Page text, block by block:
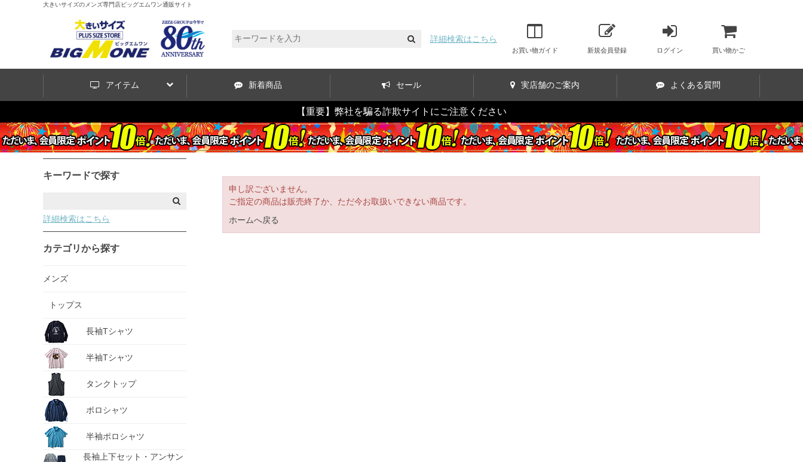
大きいサイズのメンズ専門店ビッグエムワン通販サイト
詳細検索はこちら
お買い物ガイド 新規会員登録 ログイン 買い物かご
アイテム 新着商品 セール 実店舗のご案内 よくある質問
【重要】弊社を騙る詐欺サイトにご注意ください
キーワードで探す
詳細検索はこちら
カテゴリから探す
メンズ
トップス
長袖Tシャツ
半袖Tシャツ
タンクトップ
ポロシャツ
半袖ポロシャツ
長袖上下セット・アンサン
申し訳ございません。
ご指定の商品は販売終了か、ただ今お取扱いできない商品です。
ホームへ戻る